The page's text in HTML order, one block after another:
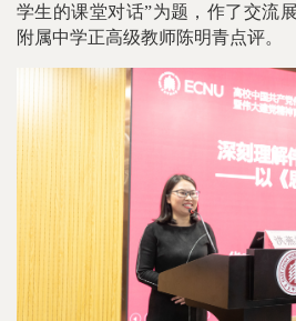
学生的课堂对话”为题，作了交流
附属中学正高级教师陈明青点评。